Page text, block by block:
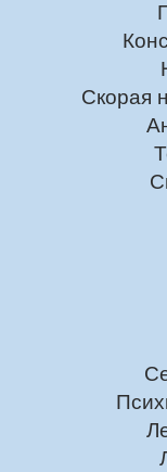
Скорая